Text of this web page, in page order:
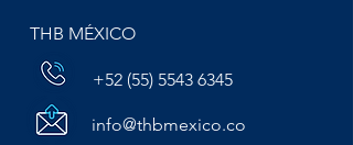
THB MÉXICO
+52 (55) 5543 6345
info@thbmexico.co